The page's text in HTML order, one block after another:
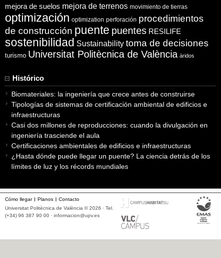
mejora de suelos mejora de terrenos movimiento de tierras
optimización optimization perforación procedimientos
de construcción puente puentes RESILIFE
sostenibilidad Sustainability toma de decisiones
turismo Universitat Politècnica de València áridos
Histórico
Biomateriales: la ingeniería que crece antes de construirse
Tipologías de sistemas de certificación ambiental de edificios e
infraestructuras
Casi dos millones de reproducciones: cuando la divulgación en
ingeniería trasciende el aula
Certificaciones ambientales de edificios e infraestructuras
¿Hasta dónde puede llegar un puente? La ciencia detrás de los
límites de luz y los récords mundiales
Cómo llegar Planos
Contacto
Universitat Politècnica de València © 2026 · Tel.
(+34) 96 387 90 00 · informacion@upv.es